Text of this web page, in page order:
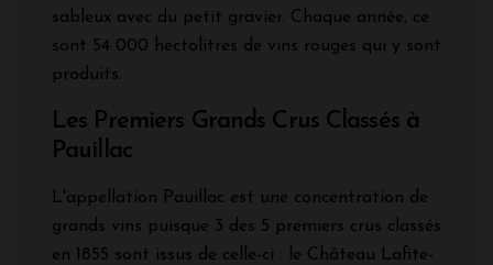
sableux avec du petit gravier. Chaque année, ce
sont 54 000 hectolitres de vins rouges qui y sont
produits.
Les Premiers Grands Crus Classés à
Pauillac
L'appellation Pauillac est une concentration de
grands vins puisque 3 des 5 premiers crus classés
en 1855 sont issus de celle-ci : le Château Lafite-